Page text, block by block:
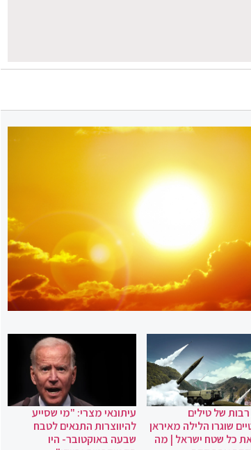
של טילים
שוגרו הלילה מאיראן
את כל שטח ישראל | מה
עיתונאי מצרי: "מי שסייע
להיווצרות התנאים לטבח
שבעה באוקטובר- היו